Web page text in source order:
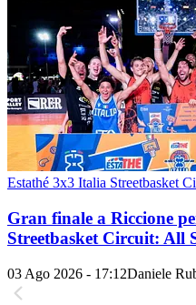
Estathé 3x3 Italia Streetbasket
Gran finale a Riccione
Streetbasket Circuit: All
03 Ago 2026 - 17:12Daniele